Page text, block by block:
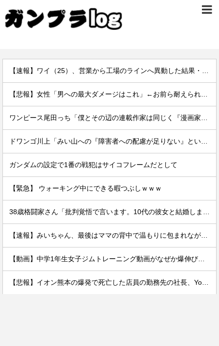
ガンダムの設定で1番の戦犯はサイコフレームだとして
【緊急】 ウォーキング中にできる暇つぶしｗｗｗ